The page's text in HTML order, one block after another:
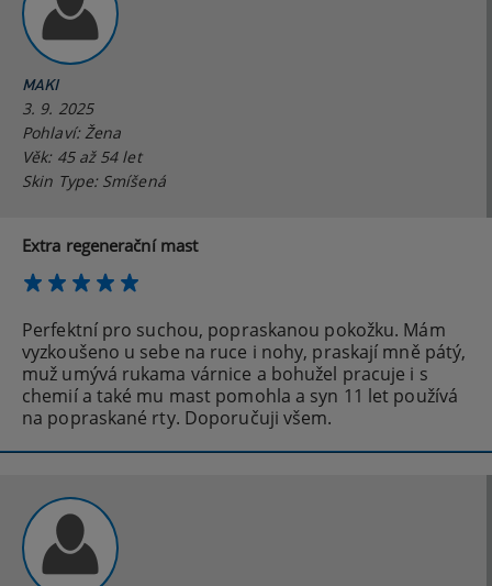
MAKI
3. 9. 2025
Pohlaví: Žena
Věk: 45 až 54 let
Skin Type: Smíšená
Extra regenerační mast
Perfektní pro suchou, popraskanou pokožku. Mám
vyzkoušeno u sebe na ruce i nohy, praskají mně pátý,
muž umývá rukama várnice a bohužel pracuje i s
chemií a také mu mast pomohla a syn 11 let používá
na popraskané rty. Doporučuji všem.